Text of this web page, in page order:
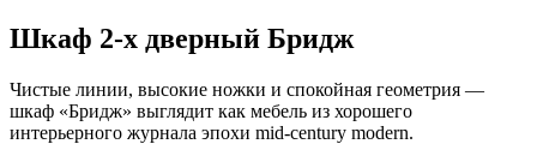
Шкаф 2-х дверный Бридж
Чистые линии, высокие ножки и спокойная геометрия —
шкаф «Бридж» выглядит как мебель из хорошего
интерьерного журнала эпохи mid-century modern.